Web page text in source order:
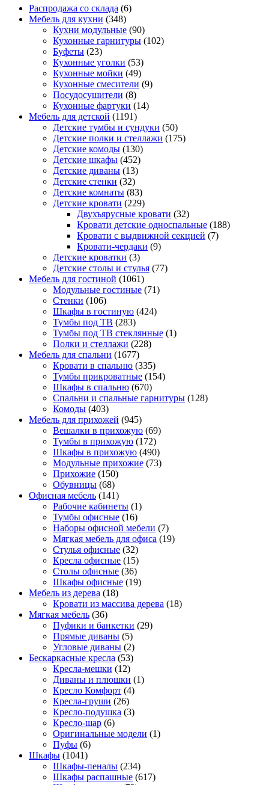
Распродажа со склада (6)
Мебель для кухни (348)
Кухни модульные (90)
Кухонные гарнитуры (102)
Буфеты (23)
Кухонные уголки (53)
Кухонные мойки (49)
Кухонные смесители (9)
Посудосушители (8)
Кухонные фартуки (14)
Мебель для детской (1191)
Детские тумбы и сундуки (50)
Детские полки и стеллажи (175)
Детские комоды (130)
Детские шкафы (452)
Детские диваны (13)
Детские стенки (32)
Детские комнаты (83)
Детские кровати (229)
Двухъярусные кровати (32)
Кровати детские односпальные (188)
Кровати с выдвижной секцией (7)
Кровати-чердаки (9)
Детские кроватки (3)
Детские столы и стулья (77)
Мебель для гостиной (1061)
Модульные гостиные (71)
Стенки (106)
Шкафы в гостиную (424)
Тумбы под ТВ (283)
Тумбы под ТВ стеклянные (1)
Полки и стеллажи (228)
Мебель для спальни (1677)
Кровати в спальню (335)
Тумбы прикроватные (154)
Шкафы в спальню (670)
Спальни и спальные гарнитуры (128)
Комоды (403)
Мебель для прихожей (945)
Вешалки в прихожую (69)
Тумбы в прихожую (172)
Шкафы в прихожую (490)
Модульные прихожие (73)
Прихожие (150)
Обувницы (68)
Офисная мебель (141)
Рабочие кабинеты (1)
Тумбы офисные (16)
Наборы офисной мебели (7)
Мягкая мебель для офиса (19)
Стулья офисные (32)
Кресла офисные (15)
Столы офисные (36)
Шкафы офисные (19)
Мебель из дерева (18)
Кровати из массива дерева (18)
Мягкая мебель (36)
Пуфики и банкетки (29)
Прямые диваны (5)
Угловые диваны (2)
Бескаркасные кресла (53)
Кресла-мешки (12)
Диваны и плюшки (1)
Кресло Комфорт (4)
Кресла-груши (26)
Кресло-подушка (3)
Кресло-шар (6)
Оригинальные модели (1)
Пуфы (6)
Шкафы (1041)
Шкафы-пеналы (234)
Шкафы распашные (617)